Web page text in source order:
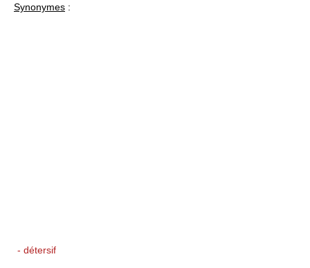
Synonymes :
- détersif